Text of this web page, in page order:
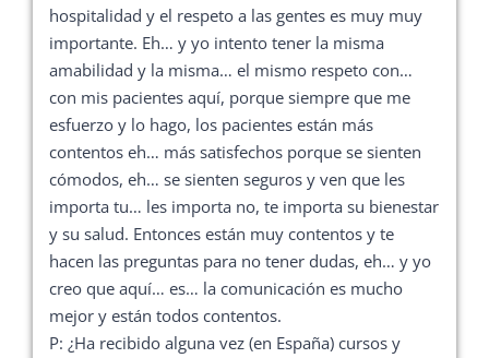
hospitalidad y el respeto a las gentes es muy muy
importante. Eh… y yo intento tener la misma
amabilidad y la misma… el mismo respeto con…
con mis pacientes aquí, porque siempre que me
esfuerzo y lo hago, los pacientes están más
contentos eh… más satisfechos porque se sienten
cómodos, eh… se sienten seguros y ven que les
importa tu… les importa no, te importa su bienestar
y su salud. Entonces están muy contentos y te
hacen las preguntas para no tener dudas, eh… y yo
creo que aquí… es… la comunicación es mucho
mejor y están todos contentos.
P: ¿Ha recibido alguna vez (en España) cursos y